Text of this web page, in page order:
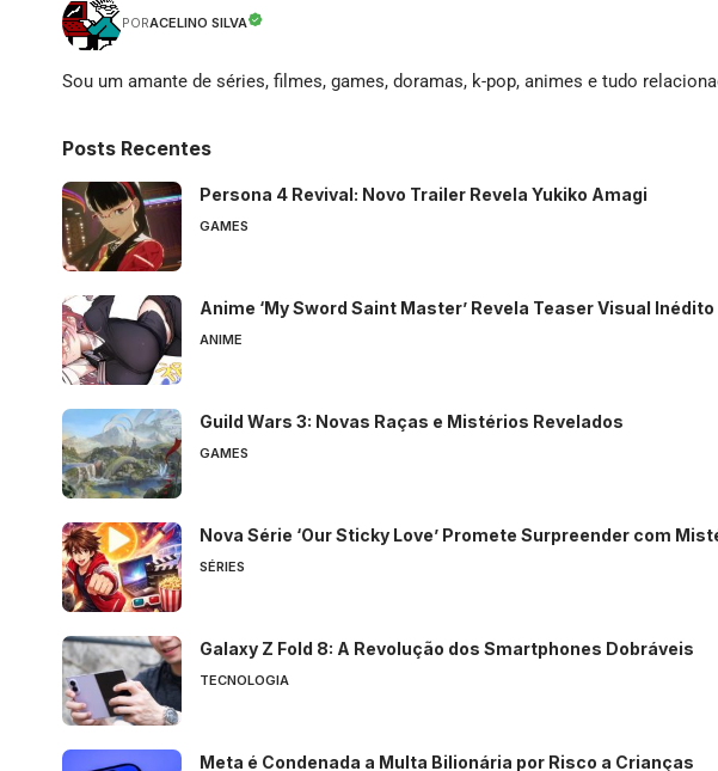
PORACELINO SILVA
Sou um amante de séries, filmes, games, doramas, k-pop, animes e tudo
Posts Recentes
Persona 4 Revival: Novo Trailer Revela Yukiko Amagi
GAMES
Anime ‘My Sword Saint Master’ Revela Teaser Visual Inédito
ANIME
Guild Wars 3: Novas Raças e Mistérios Revelados
GAMES
Nova Série ‘Our Sticky Love’ Promete Surpreender com
SÉRIES
Galaxy Z Fold 8: A Revolução dos Smartphones Dobráveis
TECNOLOGIA
Meta é Condenada a Multa Bilionária por Risco a Crianças